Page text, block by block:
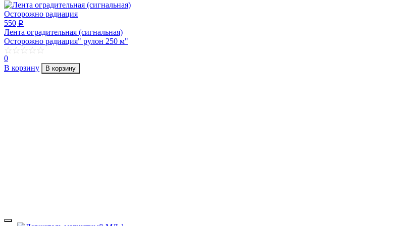
550 p
Лента оградительная (сигнальная)
Осторожно радиация" рулон 250 м"
0
В корзину
В корзину